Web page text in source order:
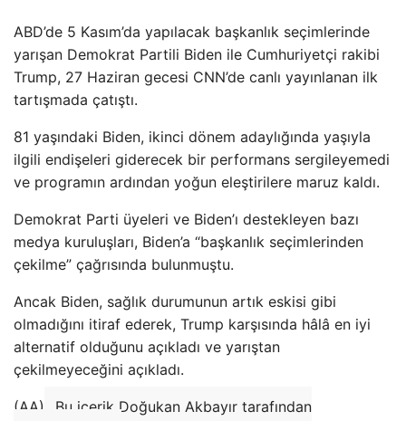
ABD’de 5 Kasım’da yapılacak başkanlık seçimlerinde
yarışan Demokrat Partili Biden ile Cumhuriyetçi rakibi
Trump, 27 Haziran gecesi CNN’de canlı yayınlanan ilk
tartışmada çatıştı.
81 yaşındaki Biden, ikinci dönem adaylığında yaşıyla
ilgili endişeleri giderecek bir performans sergileyemedi
ve programın ardından yoğun eleştirilere maruz kaldı.
Demokrat Parti üyeleri ve Biden’ı destekleyen bazı
medya kuruluşları, Biden’a “başkanlık seçimlerinden
çekilme” çağrısında bulunmuştu.
Ancak Biden, sağlık durumunun artık eskisi gibi
olmadığını itiraf ederek, Trump karşısında hâlâ en iyi
alternatif olduğunu açıkladı ve yarıştan
çekilmeyeceğini açıkladı.
(AA)
Bu içerik Doğukan Akbayır tarafından